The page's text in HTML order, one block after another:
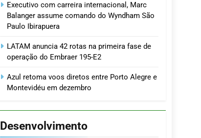
Executivo com carreira internacional, Marc
Balanger assume comando do Wyndham São
Paulo Ibirapuera
LATAM anuncia 42 rotas na primeira fase de
operação do Embraer 195-E2
Azul retoma voos diretos entre Porto Alegre e
Montevidéu em dezembro
Desenvolvimento